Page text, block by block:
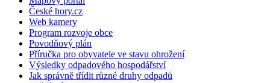
České hory.cz
Web kamery
Program rozvoje obce
Povodňový plán
Příručka pro obyvatele ve stavu ohrožení
Výsledky odpadového hospodářství
Jak správně třídit různé druhy odpadů